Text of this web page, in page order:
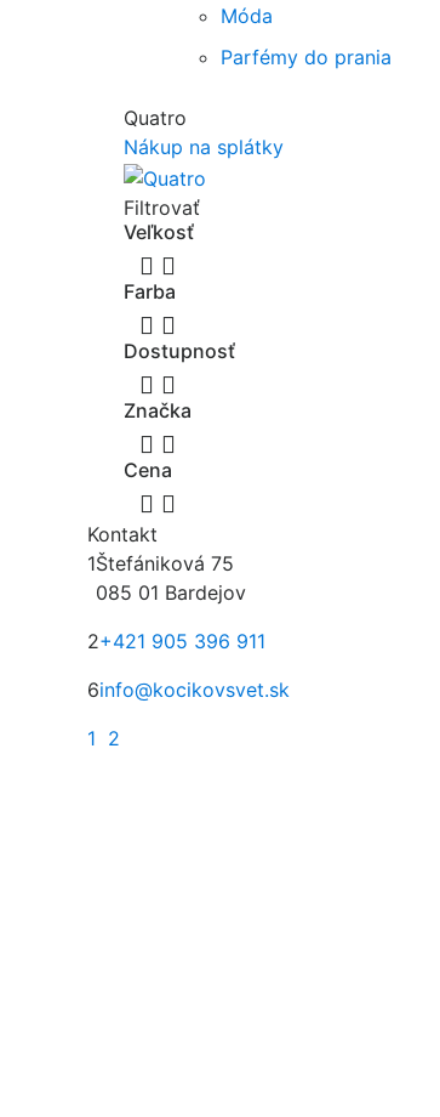
Móda
Parfémy do prania
Quatro
Nákup na splátky
Filtrovať
Veľkosť
 
Farba
 
Dostupnosť
 
Značka
 
Cena
 
Kontakt
1Štefániková 75
085 01 Bardejov
2+421 905 396 911
6info@kocikovsvet.sk
1 2